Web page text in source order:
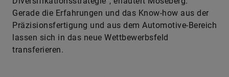
Gerade die Erfahrungen und das Know-how aus der
Präzisionsfertigung und aus dem Automotive-Bereich
lassen sich in das neue Wettbewerbsfeld
transferieren.